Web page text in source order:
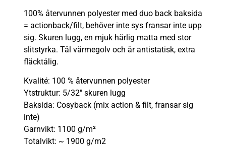
100% återvunnen polyester med duo back baksida
= actionback/filt, behöver inte sys fransar inte upp
sig. Skuren lugg, en mjuk härlig matta med stor
slitstyrka. Tål värmegolv och är antistatisk, extra
fläcktålig.
Kvalité: 100 % återvunnen polyester
Ytstruktur: 5/32″ skuren lugg
Baksida: Cosyback (mix action & filt, fransar sig
inte)
Garnvikt: 1100 g/m²
Totalvikt: ~ 1900 g/m2